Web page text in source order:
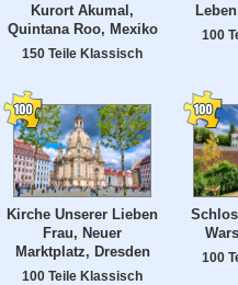
Kurort Akumal,
Quintana Roo, Mexiko
150 Teile Klassisch
100
Kirche Unserer Lieben
Frau, Neuer
Marktplatz, Dresden
100 Teile Klassisch
100